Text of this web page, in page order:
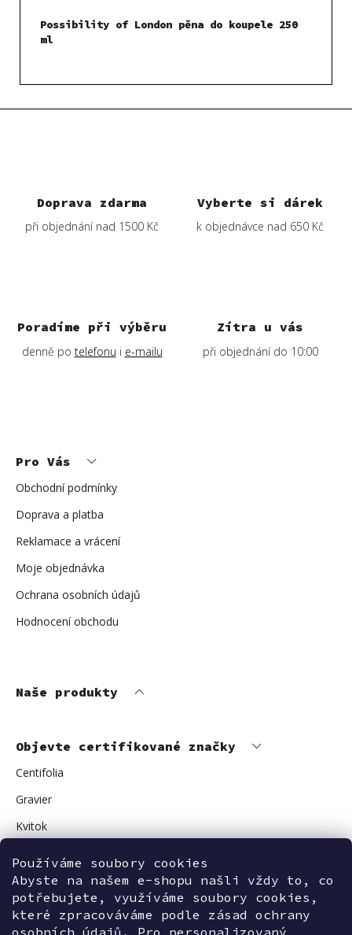
Používáme soubory cookies
Abyste na našem e-shopu našli vždy to, co
potřebujete, využíváme soubory cookies,
které zpracováváme podle zásad ochrany
osobních údajů. Pro personalizovaný
Doprava zdarma
při objednání nad 1500 Kč
Vyberte si dárek
k objednávce nad 650 Kč
Poradíme při výběru
denně po telefonu i e-mailu
Zítra u vás
při objednání do 10:00
Possibility of London pěna do koupele 250
ml
Pro Vás
Obchodní podmínky
Doprava a platba
Reklamace a vrácení
Moje objednávka
Ochrana osobních údajů
Hodnocení obchodu
Naše produkty
Objevte certifikované značky
Centifolia
Gravier
Kvitok
Avant Skincare
Sonnentor